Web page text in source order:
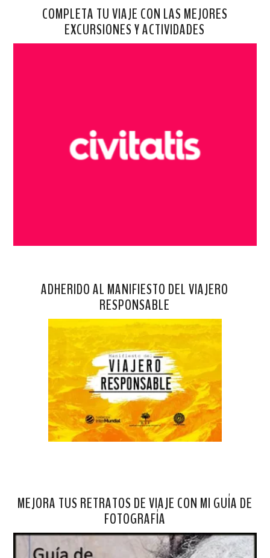
COMPLETA TU VIAJE CON LAS MEJORES
EXCURSIONES Y ACTIVIDADES
ADHERIDO AL MANIFIESTO DEL VIAJERO
RESPONSABLE
MEJORA TUS RETRATOS DE VIAJE CON MI GUÍA DE
FOTOGRAFÍA